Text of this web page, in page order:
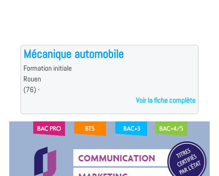
Mécanique automobile
Formation initiale
Rouen
(76) -
Voir la fiche complète